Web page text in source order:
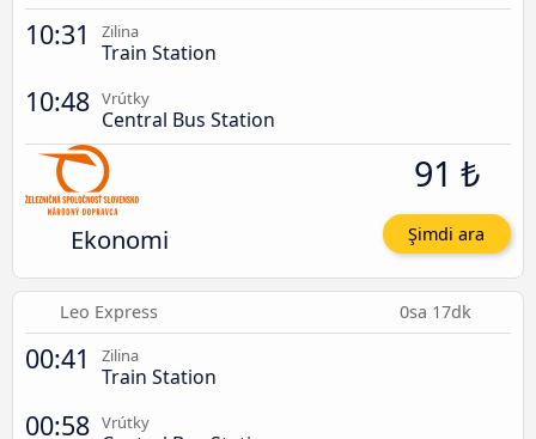
10:31 Zilina
Train Station
10:48 Vrútky
Central Bus Station
Ekonomi
91 ₺
Şimdi ara
Leo Express 0sa 17dk
00:41 Zilina
Train Station
00:58 Vrútky